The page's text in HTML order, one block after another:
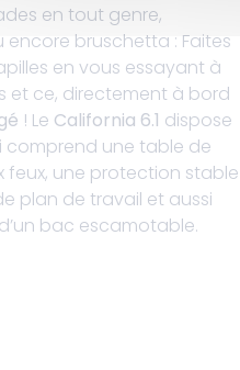
en tout genre,
encore bruschetta : Faites
en vous essayant à
et ce, directement à bord
! Le California 6.1 dispose
comprend une table de
feux, une protection stable
plan de travail et aussi
bac escamotable.